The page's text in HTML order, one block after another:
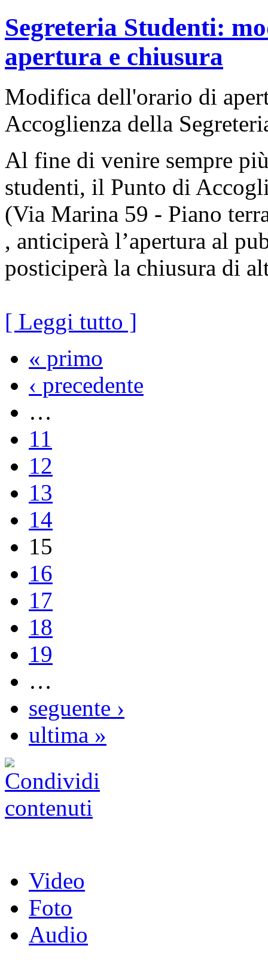
Segreteria Studenti:
apertura e chiusura
Modifica dell'orario di
Accoglienza della
Al fine di venire sempre
studenti, il Punto di
(Via Marina 59 - Piano
, anticiperà l’apertura al
posticiperà la chiusura di
[ Leggi tutto ]
« primo
‹ precedente
…
11
12
13
14
15
16
17
18
19
…
seguente ›
ultima »
Video
Foto
Audio